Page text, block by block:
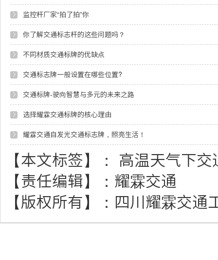
监控杆厂家“拍了拍”你
你了解交通标志杆的这些问题吗？
不同材质交通标牌的优缺点
交通标志牌一般设置在哪些位置?
交通标牌-驶向智慧与多元的未来之路
选择耀霖交通标牌的核心理由
耀霖交通自发光交通标志牌，照亮生活！
【本文标签】：
高温天气下交
【责任编辑】： 耀霖交通
【版权所有】： 四川耀霖交通